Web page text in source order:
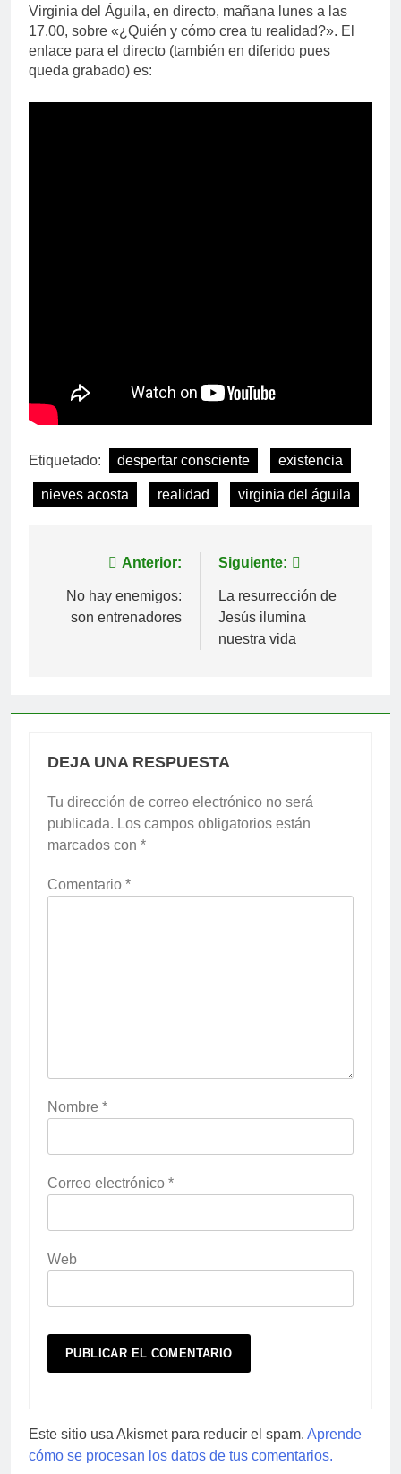
Virginia del Águila, en directo, mañana lunes a las
17.00, sobre «¿Quién y cómo crea tu realidad?». El
enlace para el directo (también en diferido pues
queda grabado) es:
Etiquetado: despertar consciente existencia
nieves acosta realidad virginia del águila
Navegación
de
Anterior:
No hay enemigos:
son entrenadores
Siguiente:
La resurrección de
Jesús ilumina
nuestra vida
DEJA UNA RESPUESTA
Tu dirección de correo electrónico no será
publicada. Los campos obligatorios están
marcados con *
Comentario *
Nombre *
Correo electrónico *
Web
Este sitio usa Akismet para reducir el spam. Aprende
cómo se procesan los datos de tus comentarios.